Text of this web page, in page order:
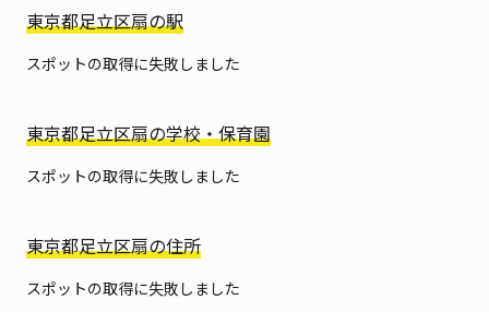
東京都足立区扇の駅
スポットの取得に失敗しました
東京都足立区扇の学校・保育園
スポットの取得に失敗しました
東京都足立区扇の住所
スポットの取得に失敗しました